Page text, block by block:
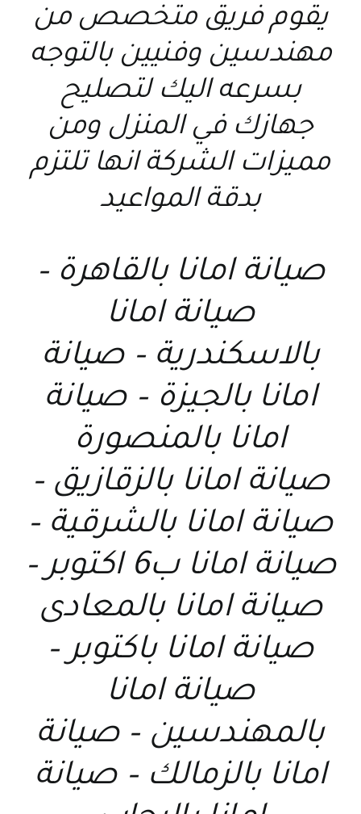
يقوم فريق متخصص من
مهندسين وفنيين بالتوجه
بسرعه اليك لتصليح
جهازك في المنزل ومن
مميزات الشركة انها تلتزم
بدقة المواعيد
صيانة امانا بالقاهرة –
صيانة امانا
بالاسكندرية – صيانة
امانا بالجيزة – صيانة
امانا بالمنصورة
صيانة امانا بالزقازيق –
صيانة امانا بالشرقية –
صيانة امانا ب6 اكتوبر –
صيانة امانا بالمعادى
صيانة امانا باكتوبر –
صيانة امانا
بالمهندسين – صيانة
امانا بالزمالك – صيانة